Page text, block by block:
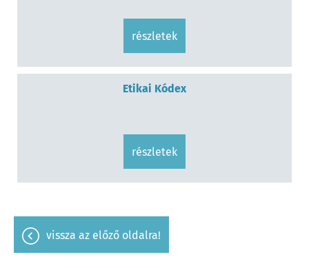
részletek
Etikai Kódex
részletek
vissza az előző oldalra!